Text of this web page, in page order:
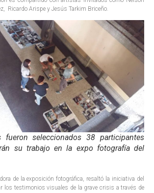
Ricardo Arispe y Jesús Tarkim Briceño.
seleccionados 38 participantes
su trabajo en la expo fotografía del
de la exposición fotográfica, resaltó la iniciativa del
los testimonios visuales de la grave crisis a través de